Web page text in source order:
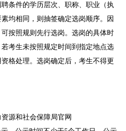
条件的学历层次、职称、职业（执
均相同，则抽签确定选岗顺序。因
按照规则先行选岗。选岗的具体时
考生未按照规定时间到指定地点选
格处理。选岗确定后，考生不得更
源和社会保障局官网